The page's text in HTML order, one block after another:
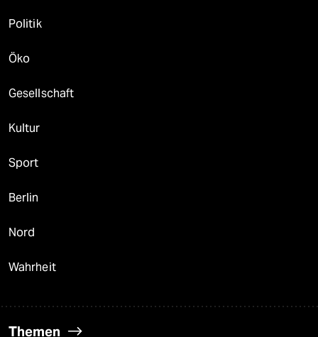
Politik
Öko
Gesellschaft
Kultur
Sport
Berlin
Nord
Wahrheit
Themen